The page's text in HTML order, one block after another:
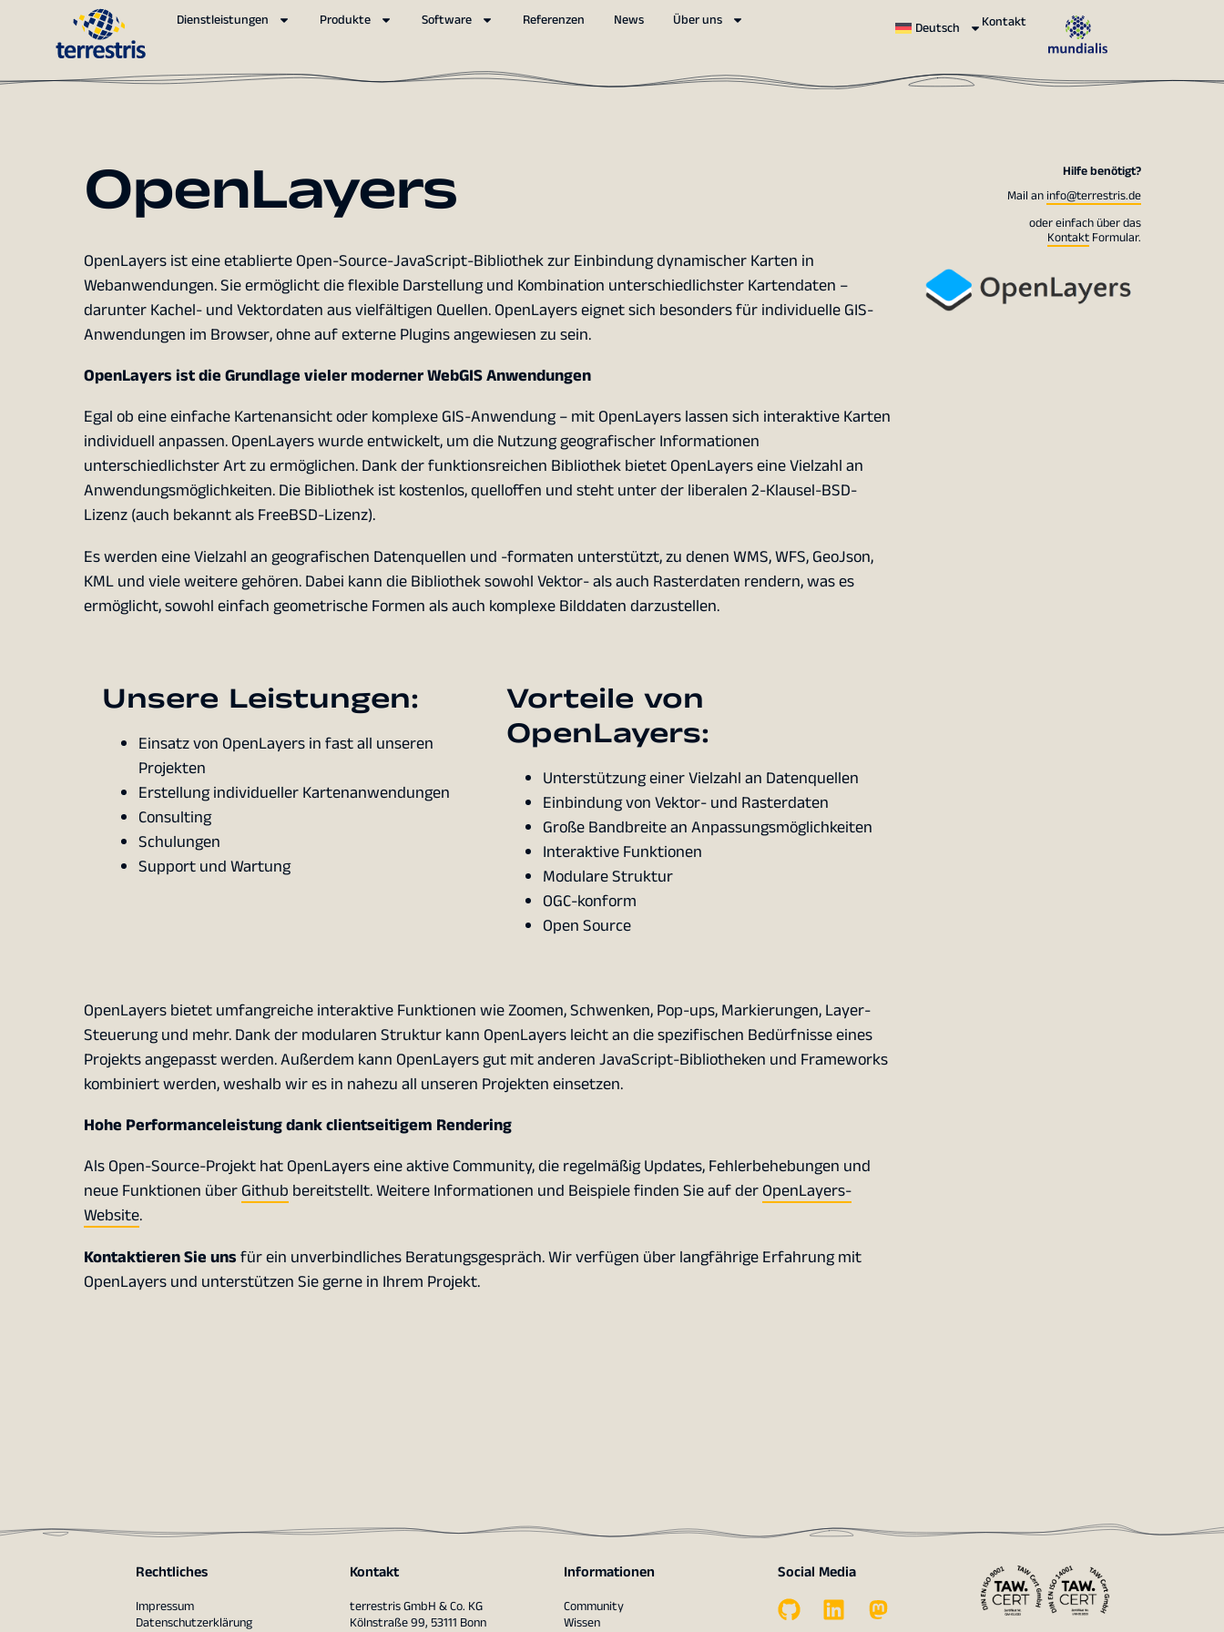
Dienstleistungen Produkte Software Referenzen News Über uns Deutsch Kontakt
OpenLayers
OpenLayers ist eine etablierte Open-Source-JavaScript-Bibliothek zur Einbindung dynamischer Karten in
Webanwendungen. Sie ermöglicht die flexible Darstellung und Kombination unterschiedlichster Kartendaten –
darunter Kachel- und Vektordaten aus vielfältigen Quellen. OpenLayers eignet sich besonders für individuelle GIS-
Anwendungen im Browser, ohne auf externe Plugins angewiesen zu sein.
OpenLayers ist die Grundlage vieler moderner WebGIS Anwendungen
Egal ob eine einfache Kartenansicht oder komplexe GIS-Anwendung – mit OpenLayers lassen sich interaktive Karten
individuell anpassen. OpenLayers wurde entwickelt, um die Nutzung geografischer Informationen
unterschiedlichster Art zu ermöglichen. Dank der funktionsreichen Bibliothek bietet OpenLayers eine Vielzahl an
Anwendungsmöglichkeiten. Die Bibliothek ist kostenlos, quelloffen und steht unter der liberalen 2-Klausel-BSD-
Lizenz (auch bekannt als FreeBSD-Lizenz).
Es werden eine Vielzahl an geografischen Datenquellen und -formaten unterstützt, zu denen WMS, WFS, GeoJson,
KML und viele weitere gehören. Dabei kann die Bibliothek sowohl Vektor- als auch Rasterdaten rendern, was es
ermöglicht, sowohl einfach geometrische Formen als auch komplexe Bilddaten darzustellen.
Unsere Leistungen:
Einsatz von OpenLayers in fast all unseren
Projekten
Erstellung individueller Kartenanwendungen
Consulting
Schulungen
Support und Wartung
Vorteile von
OpenLayers:
Unterstützung einer Vielzahl an Datenquellen
Einbindung von Vektor- und Rasterdaten
Große Bandbreite an Anpassungsmöglichkeiten
Interaktive Funktionen
Modulare Struktur
OGC-konform
Open Source
OpenLayers bietet umfangreiche interaktive Funktionen wie Zoomen, Schwenken, Pop-ups, Markierungen, Layer-
Steuerung und mehr. Dank der modularen Struktur kann OpenLayers leicht an die spezifischen Bedürfnisse eines
Projekts angepasst werden. Außerdem kann OpenLayers gut mit anderen JavaScript-Bibliotheken und Frameworks
kombiniert werden, weshalb wir es in nahezu all unseren Projekten einsetzen.
Hohe Performanceleistung dank clientseitigem Rendering
Als Open-Source-Projekt hat OpenLayers eine aktive Community, die regelmäßig Updates, Fehlerbehebungen und
neue Funktionen überGithub bereitstellt. Weitere Informationen und Beispiele finden Sie auf derOpenLayers-
Website.
Kontaktieren Sie unsfür ein unverbindliches Beratungsgespräch. Wir verfügen über langfährige Erfahrung mit
OpenLayers und unterstützen Sie gerne in Ihrem Projekt.
Hilfe benötigt?
Mail aninfo@terrestris.de
oder einfach über das
KontaktFormular.
Rechtliches
Impressum
Datenschutzerklärung
Kontakt
terrestris GmbH & Co. KG
Kölnstraße 99, 53111 Bonn
Informationen
Community
Wissen
Social Media